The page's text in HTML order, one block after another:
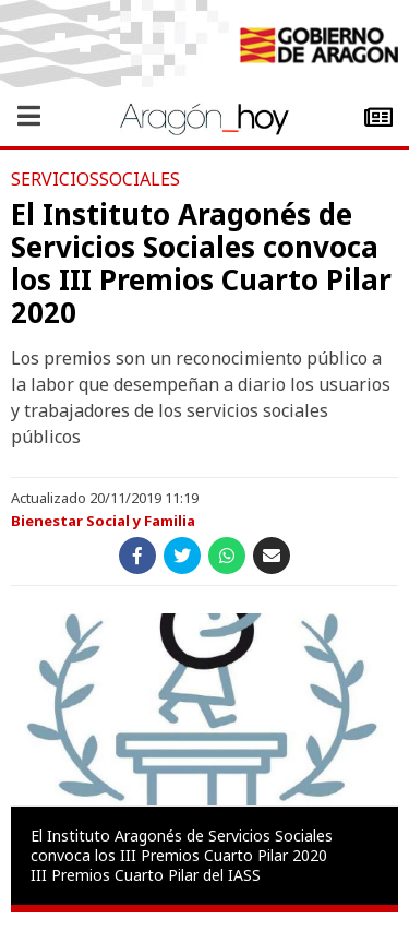
SERVICIOSSOCIALES
El Instituto Aragonés de
Servicios Sociales convoca
los III Premios Cuarto Pilar
2020
Los premios son un reconocimiento público a
la labor que desempeñan a diario los usuarios
y trabajadores de los servicios sociales
públicos
Actualizado 20/11/2019 11:19
Bienestar Social y Familia
El Instituto Aragonés de Servicios Sociales
convoca los III Premios Cuarto Pilar 2020
III Premios Cuarto Pilar del IASS